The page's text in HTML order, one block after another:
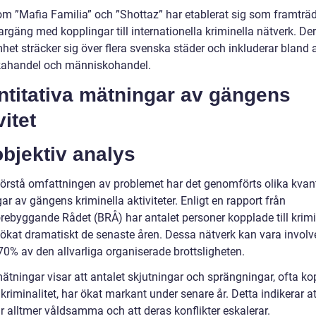
”Mafia Familia” och ”Shottaz” har etablerat sig som
med kopplingar till internationella kriminella nätverk.
sträcker sig över flera svenska städer och inkluderar bland
och människohandel.
mätningar av gängens
analys
omfattningen av problemet har det genomförts olika
av gängens kriminella aktiviteter. Enligt en rapport från
Rådet (BRÅ) har antalet personer kopplade till
dramatiskt de senaste åren. Dessa nätverk kan vara
av den allvarliga organiserade brottsligheten.
visar att antalet skjutningar och sprängningar, ofta
har ökat markant under senare år. Detta indikerar
alltmer våldsamma och att deras konflikter eskalerar.